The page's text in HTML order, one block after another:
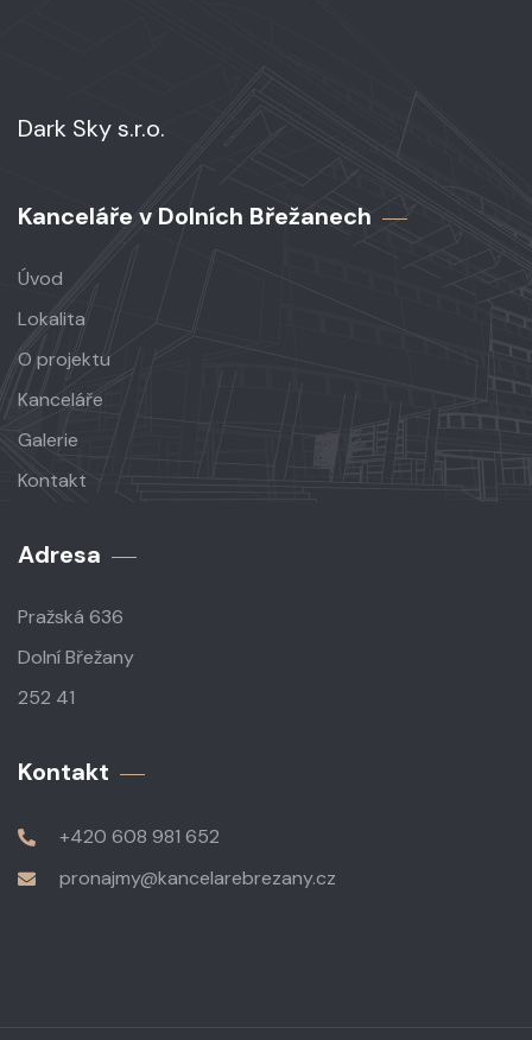
Dark Sky s.r.o.
Kanceláře v Dolních Břežanech
Úvod
Lokalita
O projektu
Kanceláře
Galerie
Kontakt
Adresa
Pražská 636
Dolní Břežany
252 41
Kontakt
+420 608 981 652
pronajmy@kancelarebrezany.cz